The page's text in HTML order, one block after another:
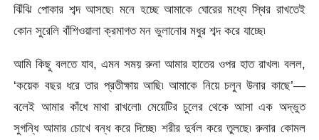
ঝিঁঝি পোকার শব্দ আসছে৷ মনে হচ্ছে আমাকে ঘোরের মধ্যে স্থির রাখতেই
কোন সুরেলি বাঁশিওয়ালা ক্রমাগত মন ভুলানোর মধুর শব্দ করে যাচ্ছে৷
আমি কিছু বলতে যাব, এমন সময় রুনা আমার হাতের ওপর হাত রাখল৷ বলল,
‘কয়েক বছর ধরে তার প্রতীক্ষায় আছি৷ আমাকে নিয়ে চলুন উনার কাছে’—
বলেই আমার কাঁধে মাথা রাখলো৷ মেয়েটির চুলের থেকে আসা এক অদ্ভুত
সুগন্ধি আমার চোখে বন্ধ করে দিচ্ছে৷ শরীর দুর্বল করে তুলছে৷ রুনার কোমল